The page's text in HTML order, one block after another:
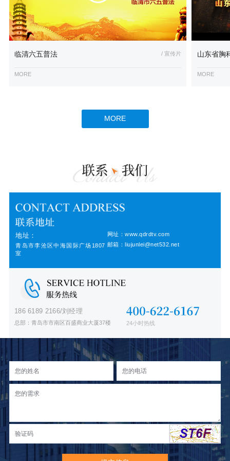
临清六五普法 / 宣传片
MORE
山东省胸
MORE
MORE
地址：
青岛市李沧区中海国际广场1807
室
网址：www.qdrdtv.com
邮箱：liujunlei@net532.net
186 6189 2166/刘经理
总部：青岛市市南区百盛商业大厦37楼 24小时热线